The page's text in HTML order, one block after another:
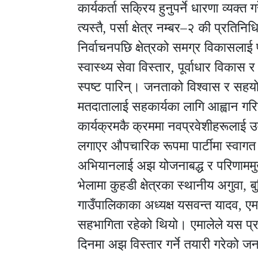
कार्यकर्ता सक्रिय हुनुपर्ने धारणा व्यक्त
त्यस्तै, पर्सा क्षेत्र नम्बर–२ की
निर्वाचनपछि क्षेत्रको समग्र विकासलाई
स्वास्थ्य सेवा विस्तार, पूर्वाधार
स्पष्ट पारिन्। जनताको विश्वास र
मतदातालाई सहकार्यका लागि आह्वान
कार्यक्रमकै क्रममा नवप्रवेशीहरूलाई
लगाएर औपचारिक रूपमा पार्टीमा
अभियानलाई अझ योजनाबद्ध र
भेलामा कुहडी क्षेत्रका स्थानीय अगुवा,
गाउँपालिकाका अध्यक्ष यसवन्त यादव,
सहभागिता रहेको थियो। एमालेले यस
दिनमा अझ विस्तार गर्ने तयारी गरेको